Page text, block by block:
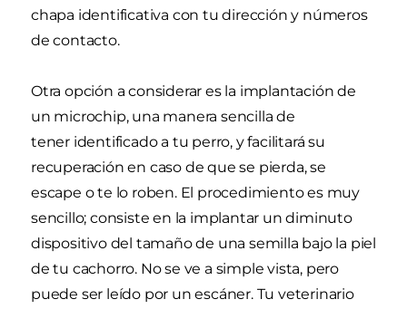
chapa identificativa con tu dirección y números
de contacto.
Otra opción a considerar es la implantación de
un microchip, una manera sencilla de
tener identificado a tu perro, y facilitará su
recuperación en caso de que se pierda, se
escape o te lo roben. El procedimiento es muy
sencillo; consiste en la implantar un diminuto
dispositivo del tamaño de una semilla bajo la piel
de tu cachorro. No se ve a simple vista, pero
puede ser leído por un escáner. Tu veterinario